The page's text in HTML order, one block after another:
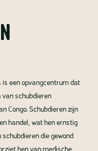
is een opvangcentrum dat
van schubdieren
Congo. Schubdieren zijn
handel, wat hen ernstig
die gewond
hen van medische